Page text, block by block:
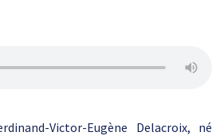
Victor-Eugène Delacroix, né